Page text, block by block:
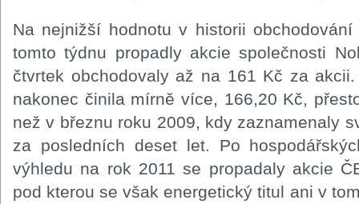
Na nejnižší hodnotu v historii
tomto týdnu propadly akcie společnosti
čtvrtek obchodovaly až na 161 Kč za
nakonec činila mírně více, 166,20 Kč,
než v březnu roku 2009, kdy zaznamenaly
za posledních deset let. Po
výhledu na rok 2011 se propadaly akcie
pod kterou se však energetický titul ani v